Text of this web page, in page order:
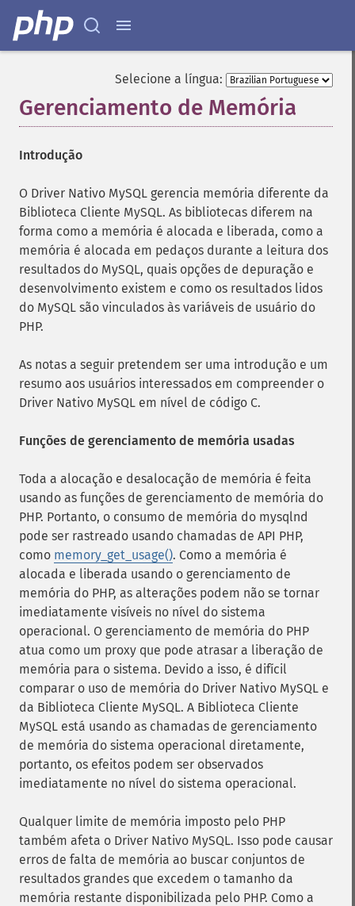
Selecione a língua:
Gerenciamento de Memória
Introdução
O Driver Nativo MySQL gerencia memória diferente da
Biblioteca Cliente MySQL. As bibliotecas diferem na
forma como a memória é alocada e liberada, como a
memória é alocada em pedaços durante a leitura dos
resultados do MySQL, quais opções de depuração e
desenvolvimento existem e como os resultados lidos
do MySQL são vinculados às variáveis ​​de usuário do
PHP.
As notas a seguir pretendem ser uma introdução e um
resumo aos usuários interessados ​​em compreender o
Driver Nativo MySQL em nível de código C.
Funções de gerenciamento de memória usadas
Toda a alocação e desalocação de memória é feita
usando as funções de gerenciamento de memória do
PHP. Portanto, o consumo de memória do mysqlnd
pode ser rastreado usando chamadas de API PHP,
como memory_get_usage(). Como a memória é
alocada e liberada usando o gerenciamento de
memória do PHP, as alterações podem não se tornar
imediatamente visíveis no nível do sistema
operacional. O gerenciamento de memória do PHP
atua como um proxy que pode atrasar a liberação de
memória para o sistema. Devido a isso, é difícil
comparar o uso de memória do Driver Nativo MySQL e
da Biblioteca Cliente MySQL. A Biblioteca Cliente
MySQL está usando as chamadas de gerenciamento
de memória do sistema operacional diretamente,
portanto, os efeitos podem ser observados
imediatamente no nível do sistema operacional.
Qualquer limite de memória imposto pelo PHP
também afeta o Driver Nativo MySQL. Isso pode causar
erros de falta de memória ao buscar conjuntos de
resultados grandes que excedem o tamanho da
memória restante disponibilizada pelo PHP. Como a